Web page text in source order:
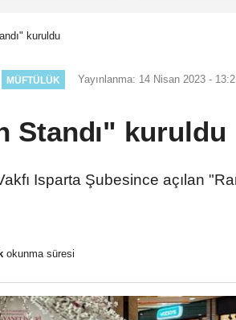
kuruldu
MÜFTÜLÜK Yayınlanma: 14 Nisan 2023 -
Standı" kuruldu
Isparta Şubesince açılan
okunma süresi